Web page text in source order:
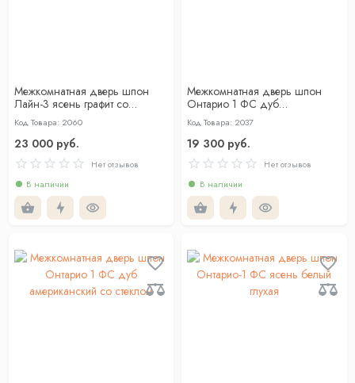
Межкомнатная дверь шпон
Лайн-3 ясень графит со
стеклом
Код Товара: 2060
23 000 руб.
Нет отзывов
В наличии
Межкомнатная дверь шпон
Онтарио 1 ФС дуб
американский глухая
Код Товара: 2037
19 300 руб.
Нет отзывов
В наличии